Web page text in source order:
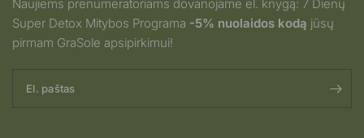
Naujiems prenumeratoriams dovanojame el. knygą: 7 Dienų
Super Detox Mitybos Programa -5% nuolaidos kodą jūsų
pirmam GraSole apsipirkimui!
El. paštas